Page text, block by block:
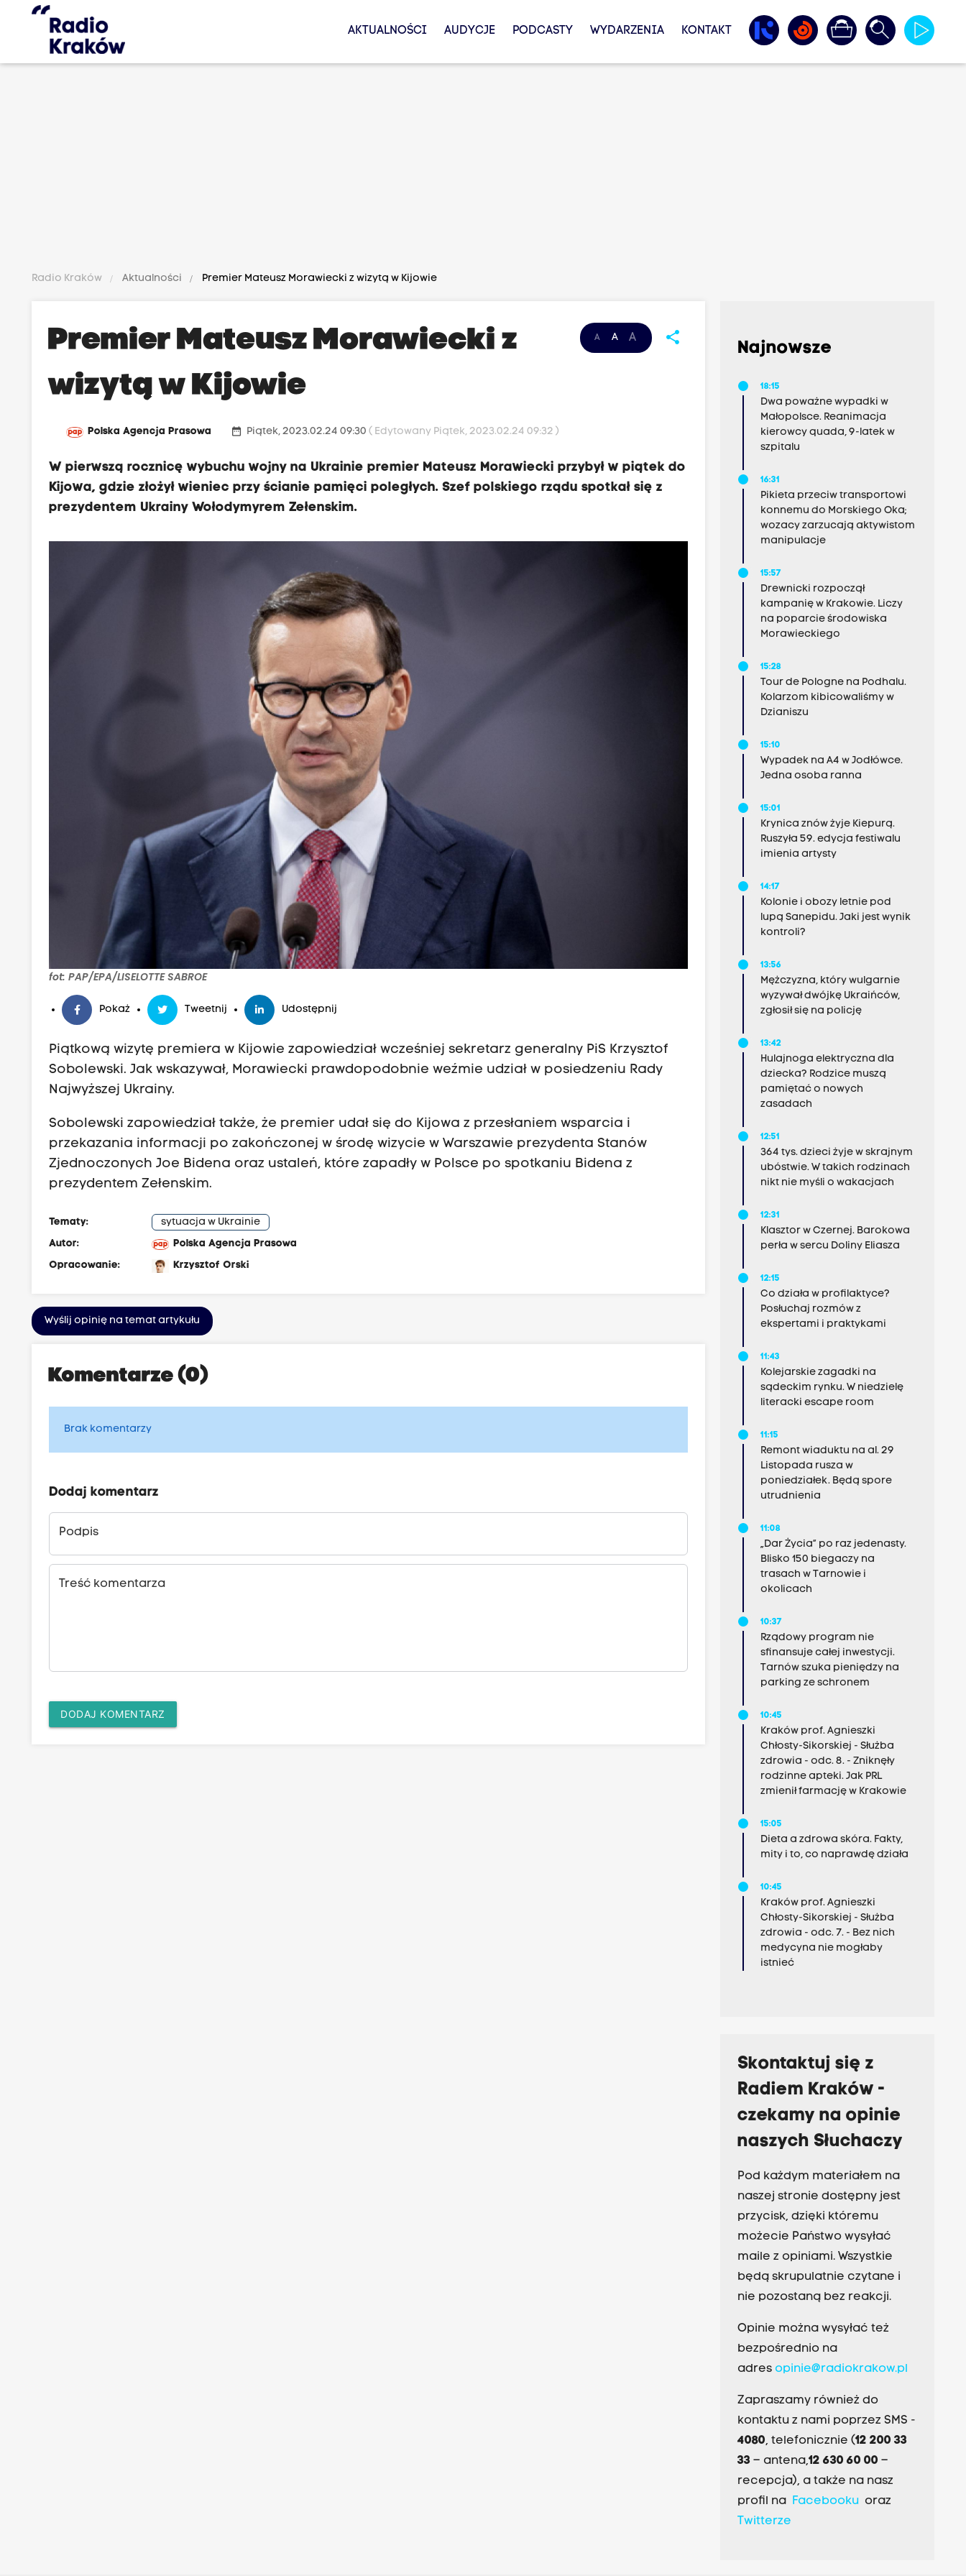
AKTUALNOŚCI AUDYCJE PODCASTY WYDARZENIA KONTAKT
Radio Kraków Aktualności Premier Mateusz Morawiecki z wizytą w Kijowie
A A A share
Premier Mateusz Morawiecki z
wizytą w Kijowie
Polska Agencja Prasowa date_range Piątek, 2023.02.24 09:30( Edytowany Piątek, 2023.02.24 09:32 )
W pierwszą rocznicę wybuchu wojny na Ukrainie premier Mateusz Morawiecki przybył w piątek do
Kijowa, gdzie złożył wieniec przy ścianie pamięci poległych. Szef polskiego rządu spotkał się z
prezydentem Ukrainy Wołodymyrem Zełenskim.
fot: PAP/EPA/LISELOTTE SABROE
Pokaż Tweetnij Udostępnij
Piątkową wizytę premiera w Kijowie zapowiedział wcześniej sekretarz generalny PiS Krzysztof
Sobolewski. Jak wskazywał, Morawiecki prawdopodobnie weźmie udział w posiedzeniu Rady
Najwyższej Ukrainy.
Sobolewski zapowiedział także, że premier udał się do Kijowa z przesłaniem wsparcia i
przekazania informacji po zakończonej w środę wizycie w Warszawie prezydenta Stanów
Zjednoczonych Joe Bidena oraz ustaleń, które zapadły w Polsce po spotkaniu Bidena z
prezydentem Zełenskim.
Tematy:
sytuacja w Ukrainie
Autor:
Polska Agencja Prasowa
Opracowanie:
Krzysztof Orski
Wyślij opinię na temat artykułu
Komentarze (0)
Brak komentarzy
Dodaj komentarz
Podpis
Treść komentarza
DODAJ KOMENTARZ
Najnowsze
18:15
Dwa poważne wypadki w
Małopolsce. Reanimacja
kierowcy quada, 9-latek w
szpitalu
16:31
Pikieta przeciw transportowi
konnemu do Morskiego Oka;
wozacy zarzucają aktywistom
manipulacje
15:57
Drewnicki rozpoczął
kampanię w Krakowie. Liczy
na poparcie środowiska
Morawieckiego
15:28
Tour de Pologne na Podhalu.
Kolarzom kibicowaliśmy w
Dzianiszu
15:10
Wypadek na A4 w Jodłówce.
Jedna osoba ranna
15:01
Krynica znów żyje Kiepurą.
Ruszyła 59. edycja festiwalu
imienia artysty
14:17
Kolonie i obozy letnie pod
lupą Sanepidu. Jaki jest wynik
kontroli?
13:56
Mężczyzna, który wulgarnie
wyzywał dwójkę Ukraińców,
zgłosił się na policję
13:42
Hulajnoga elektryczna dla
dziecka? Rodzice muszą
pamiętać o nowych
zasadach
12:51
364 tys. dzieci żyje w skrajnym
ubóstwie. W takich rodzinach
nikt nie myśli o wakacjach
12:31
Klasztor w Czernej. Barokowa
perła w sercu Doliny Eliasza
12:15
Co działa w profilaktyce?
Posłuchaj rozmów z
ekspertami i praktykami
11:43
Kolejarskie zagadki na
sądeckim rynku. W niedzielę
literacki escape room
11:15
Remont wiaduktu na al. 29
Listopada rusza w
poniedziałek. Będą spore
utrudnienia
11:08
„Dar Życia” po raz jedenasty.
Blisko 150 biegaczy na
trasach w Tarnowie i
okolicach
10:37
Rządowy program nie
sfinansuje całej inwestycji.
Tarnów szuka pieniędzy na
parking ze schronem
10:45
Kraków prof. Agnieszki
Chłosty-Sikorskiej - Służba
zdrowia - odc. 8. - Zniknęły
rodzinne apteki. Jak PRL
zmienił farmację w Krakowie
15:05
Dieta a zdrowa skóra. Fakty,
mity i to, co naprawdę działa
10:45
Kraków prof. Agnieszki
Chłosty-Sikorskiej - Służba
zdrowia - odc. 7. - Bez nich
medycyna nie mogłaby
istnieć
Skontaktuj się z
Radiem Kraków -
czekamy na opinie
naszych Słuchaczy
Pod każdym materiałem na
naszej stronie dostępny jest
przycisk, dzięki któremu
możecie Państwo wysyłać
maile z opiniami. Wszystkie
będą skrupulatnie czytane i
nie pozostaną bez reakcji.
Opinie można wysyłać też
bezpośrednio na
adres opinie@radiokrakow.pl
Zapraszamy również do
kontaktu z nami poprzez SMS -
4080, telefonicznie (12 200 33
33– antena,12 630 60 00 –
recepcja), a także na nasz
profil na Facebookuoraz
Twitterze